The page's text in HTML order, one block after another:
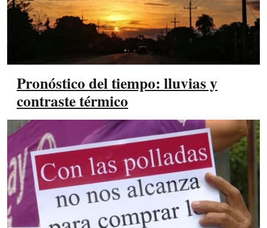
Pronóstico del tiempo: lluvias y
contraste térmico